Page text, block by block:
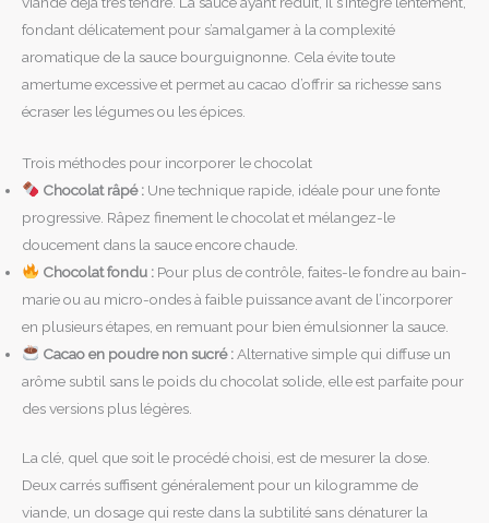
fondant délicatement pour s’amalgamer à la complexité
aromatique de la sauce bourguignonne. Cela évite toute
amertume excessive et permet au cacao d’offrir sa richesse sans
écraser les légumes ou les épices.
Trois méthodes pour incorporer le chocolat
Chocolat râpé :Une technique rapide, idéale pour une fonte
progressive. Râpez finement le chocolat et mélangez-le
doucement dans la sauce encore chaude.
Chocolat fondu :Pour plus de contrôle, faites-le fondre au bain-
marie ou au micro-ondes à faible puissance avant de l’incorporer
en plusieurs étapes, en remuant pour bien émulsionner la sauce.
Cacao en poudre non sucré :Alternative simple qui diffuse un
arôme subtil sans le poids du chocolat solide, elle est parfaite pour
des versions plus légères.
La clé, quel que soit le procédé choisi, est de mesurer la dose.
Deux carrés suffisent généralement pour un kilogramme de
viande, un dosage qui reste dans la subtilité sans dénaturer la